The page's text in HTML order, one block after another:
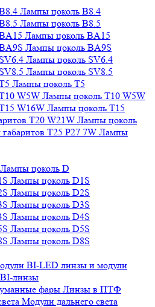
Лампы цоколь B8.5
Лампы цоколь BA15
Лампы цоколь BA9S
Лампы цоколь SV6.4
Лампы цоколь SV8.5
Лампы цоколь T5
Лампы цоколь T10 W5W
Лампы цоколь T15 W16W
Лампы цоколь T20 W21W
Лампы цоколь T25 P27
Лампы цоколь D1S
Лампы цоколь D2S
Лампы цоколь D3S
Лампы цоколь D4S
Лампы цоколь D5S
Лампы цоколь D8S
BI-LED линзы и модули
BI-линзы
Линзы в ПТФ
Модули дальнего света
Маски для линз фар